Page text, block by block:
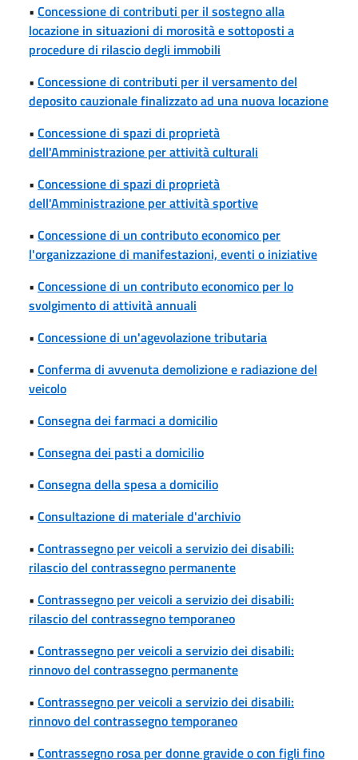
• Concessione di contributi per il sostegno alla
locazione in situazioni di morosità e sottoposti a
procedure di rilascio degli immobili
• Concessione di contributi per il versamento del
deposito cauzionale finalizzato ad una nuova locazione
• Concessione di spazi di proprietà
dell'Amministrazione per attività culturali
• Concessione di spazi di proprietà
dell'Amministrazione per attività sportive
• Concessione di un contributo economico per
l'organizzazione di manifestazioni, eventi o iniziative
• Concessione di un contributo economico per lo
svolgimento di attività annuali
• Concessione di un'agevolazione tributaria
• Conferma di avvenuta demolizione e radiazione del
veicolo
• Consegna dei farmaci a domicilio
• Consegna dei pasti a domicilio
• Consegna della spesa a domicilio
• Consultazione di materiale d'archivio
• Contrassegno per veicoli a servizio dei disabili:
rilascio del contrassegno permanente
• Contrassegno per veicoli a servizio dei disabili:
rilascio del contrassegno temporaneo
• Contrassegno per veicoli a servizio dei disabili:
rinnovo del contrassegno permanente
• Contrassegno per veicoli a servizio dei disabili:
rinnovo del contrassegno temporaneo
• Contrassegno rosa per donne gravide o con figli fino